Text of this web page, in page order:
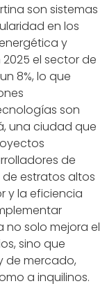
son sistemas
en los
y
2025 el sector de
8%, lo que
son
una ciudad que
de
estratos altos
y la eficiencia
solo mejora el
sino que
de mercado,
a inquilinos.